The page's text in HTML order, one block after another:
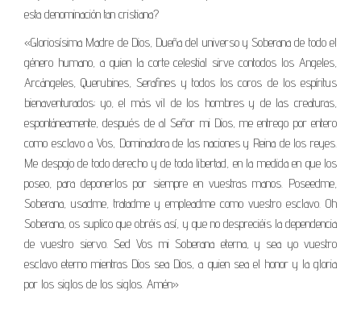
esta denominación tan cristiana?
«Gloriosísima Madre de Dios, Dueña del universo y Soberana de todo el
género humano, a quien la corte celestial sirve contodos los Angeles,
Arcángeles, Querubines, Serafines y todos los coros de los espíritus
bienaventurados; yo, el más vil de los hombres y de las creaturas,
espontáneamente, después de al Señor mi Dios, me entrego por entero
como esclavo a Vos, Dominadora de las naciones y Reina de los reyes.
Me despojo de todo derecho y de toda libertad, en la medida en que los
poseo, para deponerlos por siempre en vuestras manos. Poseedme,
Soberana, usadme, tratadme y empleadme como vuestro esclavo. Oh
Soberana, os suplico que obréis así, y que no despreciéis la dependencia
de vuestro siervo. Sed Vos mi Soberana eterna, y sea yo vuestro
esclavo eterno mientras Dios sea Dios, a quien sea el honor y la gloria
por los siglos de los siglos. Amén»